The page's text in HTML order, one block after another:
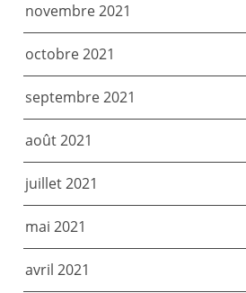
novembre 2021
octobre 2021
septembre 2021
août 2021
juillet 2021
mai 2021
avril 2021